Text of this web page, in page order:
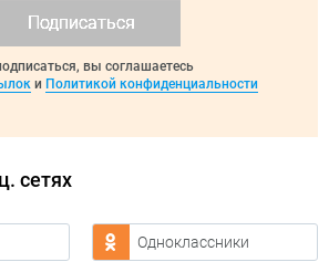
Подписаться
вы соглашаетесь
и Политикой конфиденциальности
сетях
Одноклассники